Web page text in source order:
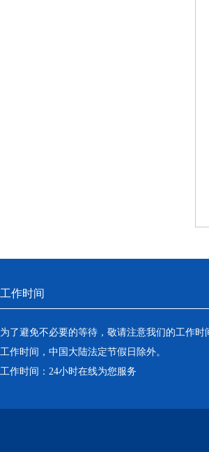
工作时间
为了避免不必要的等待，敬请注意我们的工作时
工作时间，中国大陆法定节假日除外。
工作时间：24小时在线为您服务